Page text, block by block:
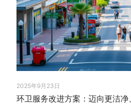
2025年9月23日
环卫服务改进方案：迈向更洁